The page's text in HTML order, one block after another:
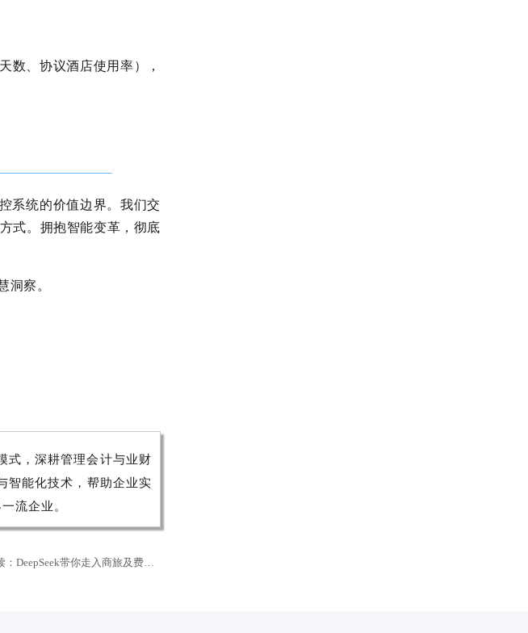
数、协议酒店使用率），
系统的价值边界。我们交
式。拥抱智能变革，彻底
洞察。
式，深耕管理会计与业财
智能化技术，帮助企业实
流企业。
：DeepSeek带你走入商旅及费用